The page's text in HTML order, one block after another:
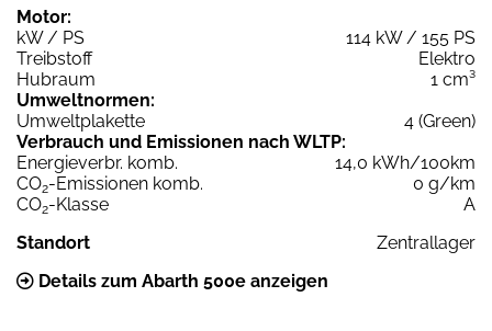
Motor:
kW / PS
114 kW / 155 PS
Treibstoff
Elektro
Hubraum
1 cm³
Umweltnormen:
Umweltplakette
4 (Green)
Verbrauch und Emissionen nach WLTP:
Energieverbr. komb.
14,0 kWh/100km
CO2-Emissionen komb.
0 g/km
CO2-Klasse
A
Standort
Zentrallager
Details zum Abarth 500e anzeigen